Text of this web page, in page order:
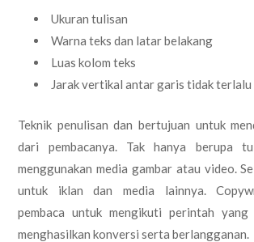
Ukuran tulisan
Warna teks dan latar belakang
Luas kolom teks
Jarak vertikal antar garis tidak terlalu
Teknik penulisan dan bertujuan untuk
dari pembacanya. Tak hanya berupa
menggunakan media gambar atau video.
untuk iklan dan media lainnya.
pembaca untuk mengikuti perintah
menghasilkan konversi serta berlangganan.